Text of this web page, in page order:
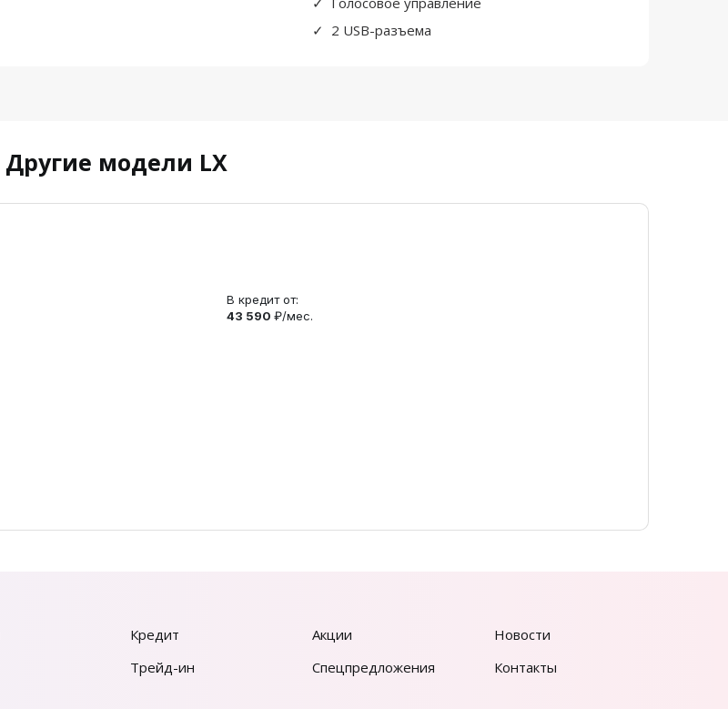
2 USB-разъема
Другие модели LX
В кредит от:
43 590₽/мес.
Кредит
Трейд-ин
Акции
Спецпредложения
Новости
Контакты